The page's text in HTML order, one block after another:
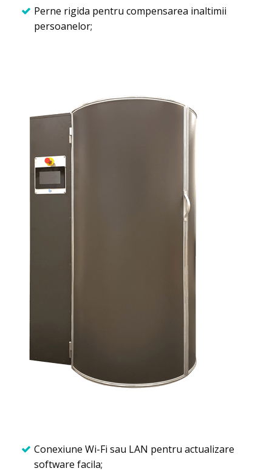
Perne rigida pentru compensarea inaltimii
persoanelor;
Conexiune Wi-Fi sau LAN pentru actualizare
software facila;